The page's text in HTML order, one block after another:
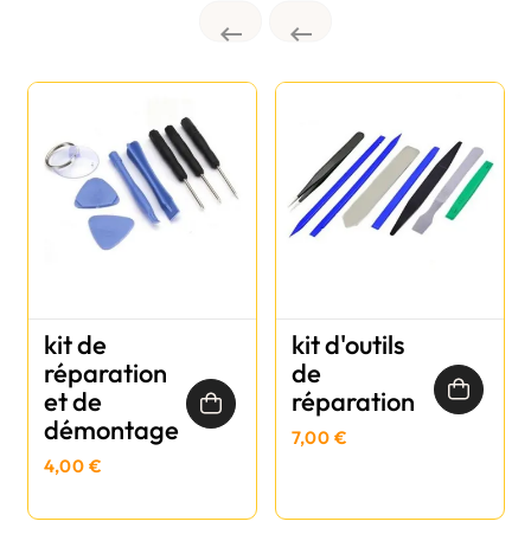
 
kit de
réparation
et de
démontage
4,00 €
kit d'outils
de
réparation
7,00 €